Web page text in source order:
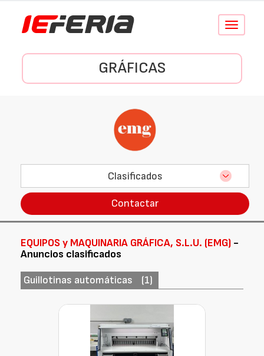
Conmutar
GRÁFICAS
Clasificados
Contactar
EQUIPOS y MAQUINARIA GRÁFICA, S.L.U. (EMG) -
Anuncios clasificados
Guillotinas automáticas (1)